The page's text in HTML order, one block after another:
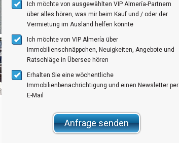
Ich möchte von ausgewählten VIP Almería-Partnern
über alles hören, was mir beim Kauf und / oder der
Vermietung im Ausland helfen könnte
Ich möchte von VIP Almería über
Immobilienschnäppchen, Neuigkeiten, Angebote und
Ratschläge in Übersee hören
Erhalten Sie eine wöchentliche
Immobilienbenachrichtigung und einen Newsletter per
E-Mail
Anfrage senden